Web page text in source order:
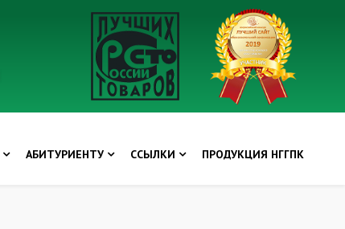
АБИТУРИЕНТУ ССЫЛКИ ПРОДУКЦИЯ НГГПК